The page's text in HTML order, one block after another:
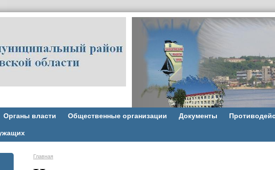
Органы власти Общественные организации Документы
Главная